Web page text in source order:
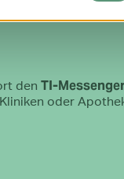
den TI-
oder